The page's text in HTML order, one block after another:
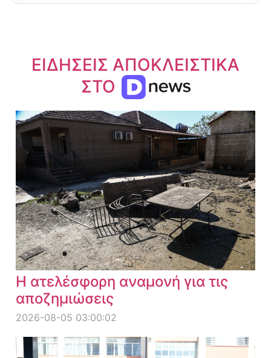
ΕΙΔΗΣΕΙΣ ΑΠΟΚΛΕΙΣΤΙΚΑ
ΣΤΟ
Η ατελέσφορη αναμονή για τις
αποζημιώσεις
2026-08-05 03:00:02